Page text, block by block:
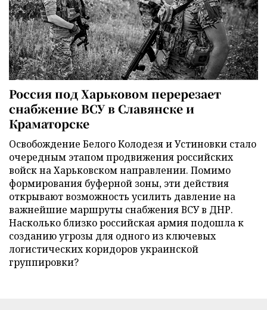
Россия под Харьковом перерезает
снабжение ВСУ в Славянске и
Краматорске
Освобождение Белого Колодезя и Устиновки стало
очередным этапом продвижения российских
войск на Харьковском направлении. Помимо
формирования буферной зоны, эти действия
открывают возможность усилить давление на
важнейшие маршруты снабжения ВСУ в ДНР.
Насколько близко российская армия подошла к
созданию угрозы для одного из ключевых
логистических коридоров украинской
группировки?